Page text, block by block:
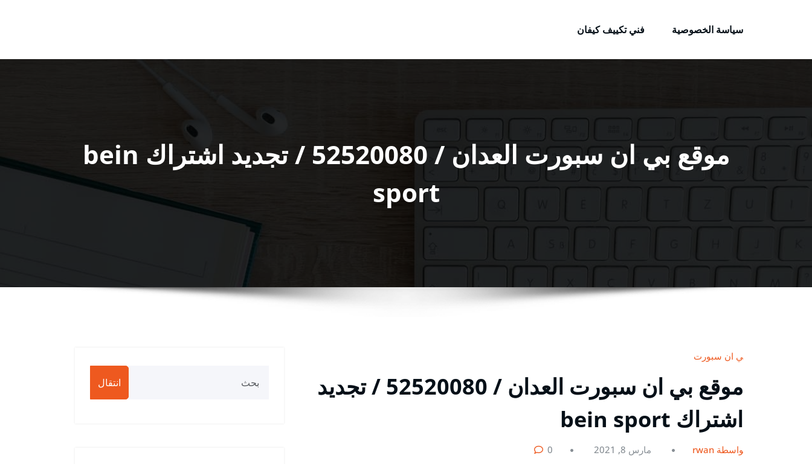
سياسة الخصوصية
فني تكييف كيفان
موقع بي ان سبورت العدان / 52520080 / تجديد اشتراك bein
sport
بي ان سبورت
موقع بي ان سبورت العدان / 52520080 / تجديد
اشتراك bein sport
بواسطة rwan مارس 8, 2021 0
انتقال